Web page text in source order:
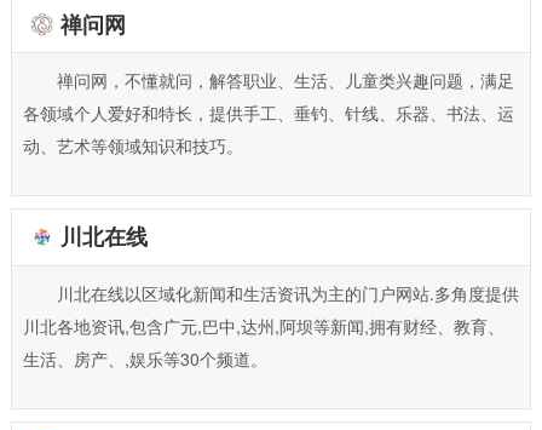
禅问网
禅问网，不懂就问，解答职业、生活、儿童类兴趣问题，满足
各领域个人爱好和特长，提供手工、垂钓、针线、乐器、书法、运
动、艺术等领域知识和技巧。
川北在线
川北在线以区域化新闻和生活资讯为主的门户网站.多角度提供
川北各地资讯,包含广元,巴中,达州,阿坝等新闻,拥有财经、教育、
生活、房产、,娱乐等30个频道。